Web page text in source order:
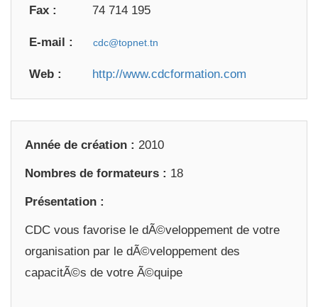
Fax : 74 714 195
E-mail :
Web : http://www.cdcformation.com
Année de création : 2010
Nombres de formateurs : 18
Présentation :
CDC vous favorise le dÃ©veloppement de votre
organisation par le dÃ©veloppement des
capacitÃ©s de votre Ã©quipe